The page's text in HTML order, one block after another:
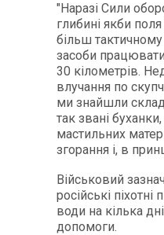
"Наразі Сили
глибині якби
більш тактичному
засоби
30 кілометрів.
влучання по
ми знайшли
так звані
мастильних
згорання і, в
Військовий
російські
води на кілька
допомоги.